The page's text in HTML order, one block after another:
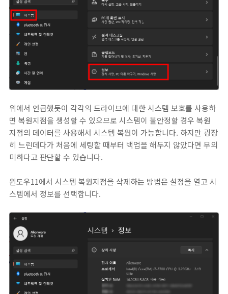
위에서 언급했듯이 각각의 드라이브에 대한 시스템 보호를 사용하
면 복원지점을 생성할 수 있으므로 시스템이 불안정할 경우 복원
지점의 데이터를 사용해서 시스템 복원이 가능합니다. 하지만 굉장
히 느린데다가 처음에 세팅할 때부터 백업을 해두지 않았다면 무의
미하다고 판단할 수 있습니다.
윈도우11에서 시스템 복원지점을 삭제하는 방법은 설정을 열고 시
스템에서 정보를 선택합니다.